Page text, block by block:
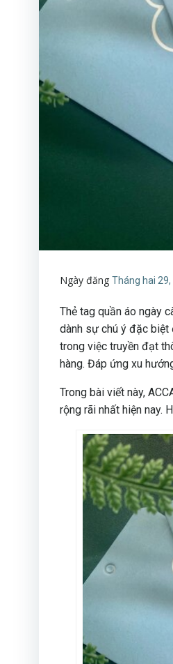
Ngày đăng Tháng hai
Thẻ tag quần áo ngày
dành sự chú ý đặc biệt
trong việc truyền đạt
hàng. Đáp ứng xu
Trong bài viết này,
rộng rãi nhất hiện nay.